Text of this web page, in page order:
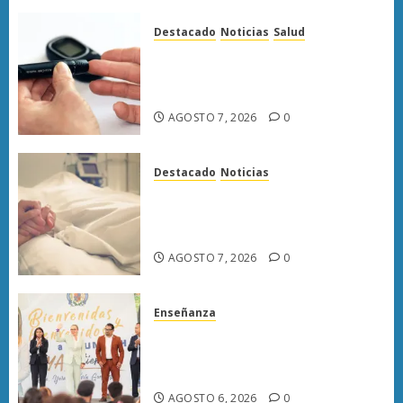
Destacado Noticias Salud
AGOSTO 7, 2026 0
Destacado Noticias
AGOSTO 7, 2026 0
Enseñanza
AGOSTO 6, 2026 0